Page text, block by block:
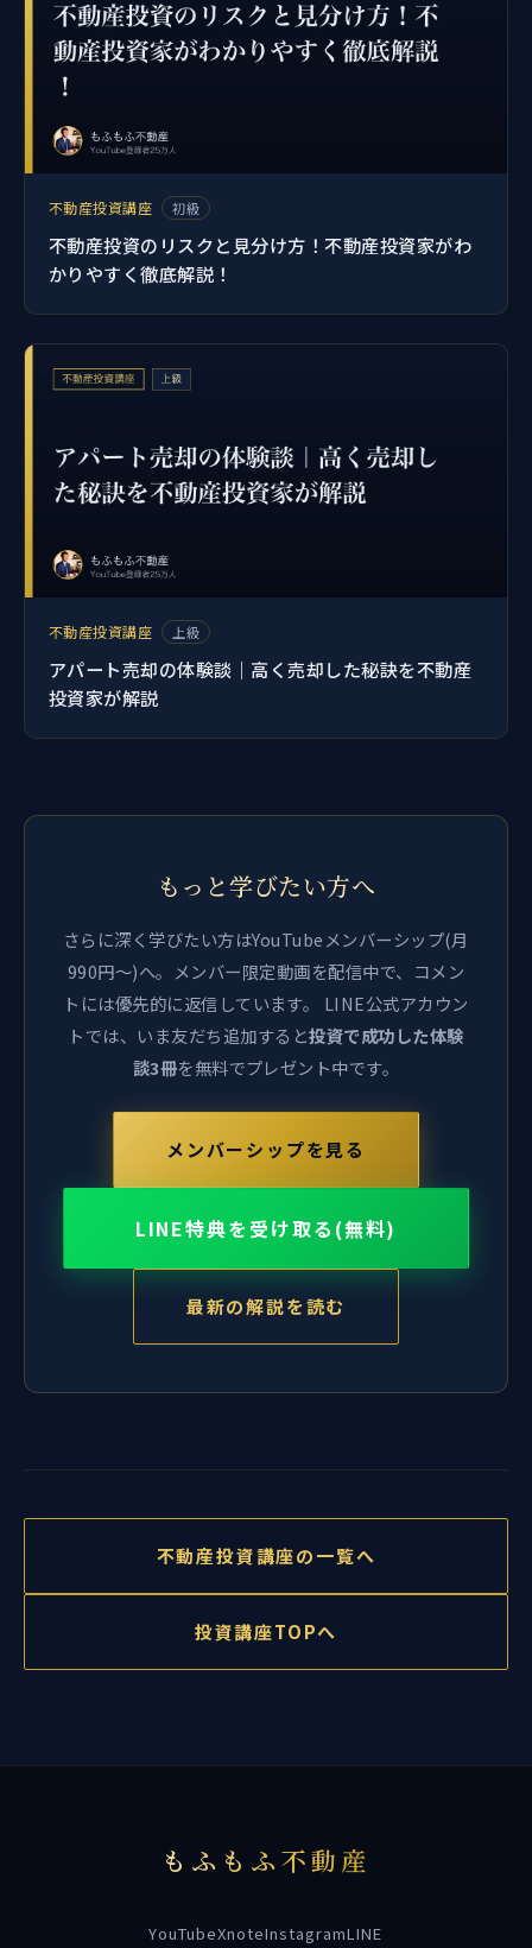
不動産投資講座 初級
不動産投資のリスクと見分け方！不動産投資家がわ
かりやすく徹底解説！
不動産投資講座 上級
アパート売却の体験談｜高く売却した秘訣を不動産
投資家が解説
もっと学びたい方へ
さらに深く学びたい方はYouTubeメンバーシップ(月
990円〜)へ。メンバー限定動画を配信中で、コメン
トには優先的に返信しています。 LINE公式アカウン
トでは、いま友だち追加すると投資で成功した体験
談3冊を無料でプレゼント中です。
メンバーシップを見る
LINE特典を受け取る(無料)
最新の解説を読む
不動産投資講座の一覧へ
投資講座TOPへ
もふもふ不動産
YouTubeXnoteInstagramLINE